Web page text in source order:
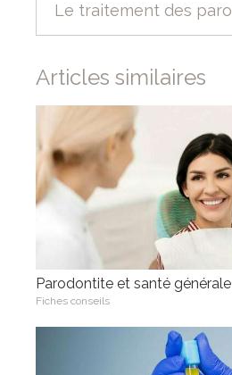
Articles similaires
Parodontite et santé générale
Fiches conseils